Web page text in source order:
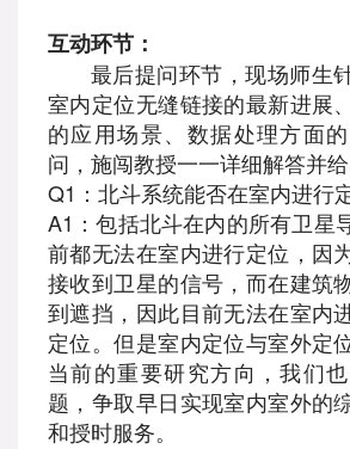
互动环节：
最后提问环节，现场师生
室内定位无缝链接的最新进展
的应用场景、数据处理方面
问，施闯教授一一详细解答并给
Q1：北斗系统能否在室内进行
A1：包括北斗在内的所有卫星
前都无法在室内进行定位，因
接收到卫星的信号，而在建筑
到遮挡，因此目前无法在室内
定位。但是室内定位与室外定
当前的重要研究方向，我们
题，争取早日实现室内室外的
和授时服务。